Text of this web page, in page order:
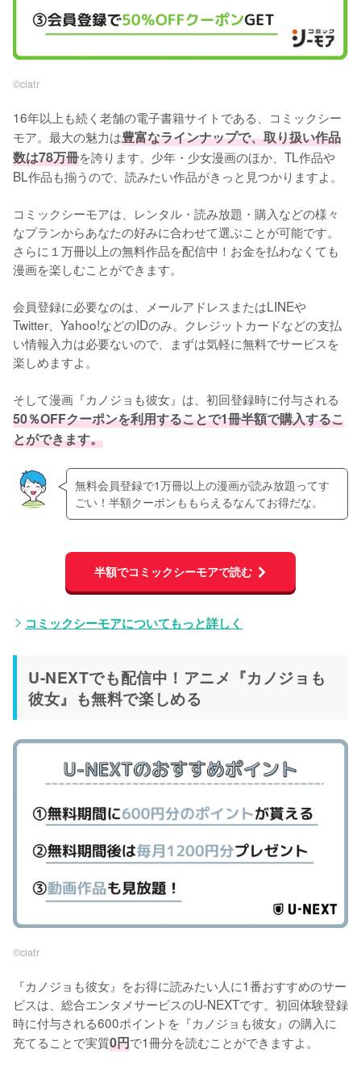
©︎ciatr
16年以上も続く老舗の電子書籍サイトである、コミックシー
モア。最大の魅力は豊富なラインナップで、取り扱い作品
数は78万冊を誇ります。少年・少女漫画のほか、TL作品や
BL作品も揃うので、読みたい作品がきっと見つかりますよ。
コミックシーモアは、レンタル・読み放題・購入などの様々
なプランからあなたの好みに合わせて選ぶことが可能です。
さらに１万冊以上の無料作品を配信中！お金を払わなくても
漫画を楽しむことができます。
会員登録に必要なのは、メールアドレスまたはLINEや
Twitter、Yahoo!などのIDのみ。クレジットカードなどの支払
い情報入力は必要ないので、まずは気軽に無料でサービスを
楽しめますよ。
そして漫画『カノジョも彼女』は、初回登録時に付与される
50％OFFクーポンを利用することで1冊半額で購入するこ
とができます。
無料会員登録で1万冊以上の漫画が読み放題ってす
ごい！半額クーポンももらえるなんてお得だな。
半額でコミックシーモアで読む
コミックシーモアについてもっと詳しく
U-NEXTでも配信中！アニメ『カノジョも
彼女』も無料で楽しめる
©︎ciatr
『カノジョも彼女』をお得に読みたい人に1番おすすめのサー
ビスは、総合エンタメサービスのU-NEXTです。初回体験登録
時に付与される600ポイントを『カノジョも彼女』の購入に
充てることで実質0円で1冊分を読むことができますよ。